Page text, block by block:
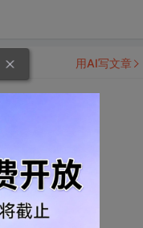
用AI写文章